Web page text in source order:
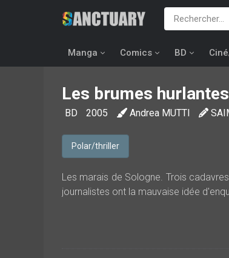
Manga Comics BD
Les brumes hurlantes
BD 2005 Andrea MUTTI
Polar/thriller
Les marais de Sologne. Trois
journalistes ont la mauvaise idée